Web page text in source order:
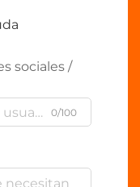
sociales /
0/100